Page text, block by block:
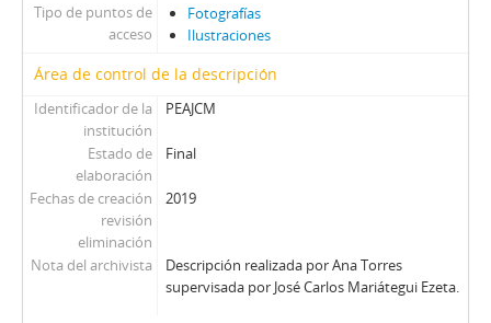
Tipo de puntos de
acceso
Fotografías
Ilustraciones
Área de control de la descripción
Identificador de la
institución
PEAJCM
Estado de
elaboración
Final
Fechas de creación
revisión
eliminación
2019
Nota del archivista
Descripción realizada por Ana Torres
supervisada por José Carlos Mariátegui Ezeta.